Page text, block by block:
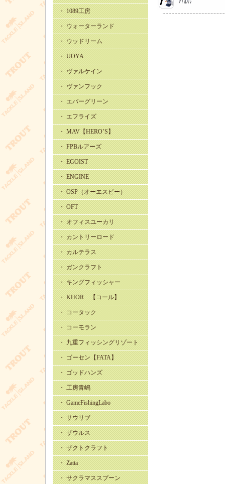
・ 1089工房
・ ウォーターランド
・ ウッドリーム
・ UOYA
・ ヴァルケイン
・ ヴァンフック
・ エバーグリーン
・ エフライズ
・ MAV【HERO’S】
・ FPBルアーズ
・ EGOIST
・ ENGINE
・ OSP（オーエスピー）
・ OFT
・ オフィスユーカリ
・ カントリーロード
・ カルテラス
・ ガンクラフト
・ キングフィッシャー
・ KHOR 【コール】
・ コータック
・ コーモラン
・ 九重フィッシングリゾート
・ ゴーセン【FATA】
・ ゴッドハンズ
・ 工房青嶋
・ GameFishingLabo
・ サウリブ
・ ザウルス
・ ザクトクラフト
・ Zatta
・ サクラマススプーン